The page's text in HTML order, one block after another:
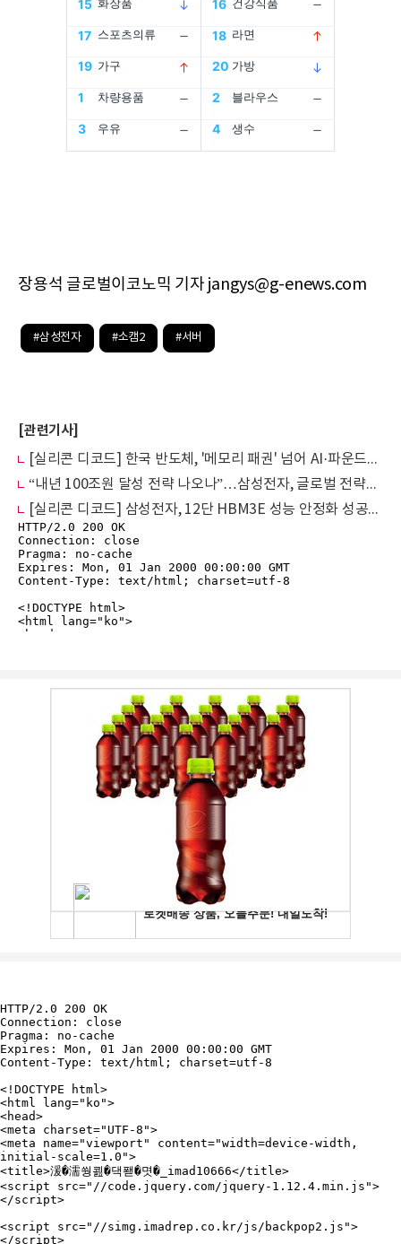
장용석 글로벌이코노믹 기자 jangys@g-enews.com
#삼성전자 #소캠2 #서버
[관련기사]
[실리콘 디코드] 한국 반도체, '메모리 패권' 넘어 AI·파운드리 전방위 지배 노린다
“내년 100조원 달성 전략 나오나”…삼성전자, 글로벌 전략회의 돌입
[실리콘 디코드] 삼성전자, 12단 HBM3E 성능 안정화 성공…구글 TPU 수주 확대 시동